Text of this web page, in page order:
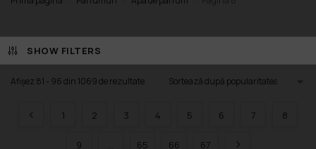
SHOW FILTERS
Afișez 81 - 96 din 1069 de rezultate
1 2 3 4 5 6 7 8
9 65 66 67